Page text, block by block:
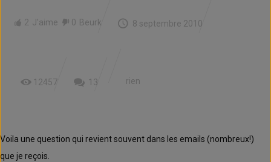
2 J'aime 0 Beurk 8 septembre 2010
12457 13 rien
Voila une question qui revient souvent dans les emails (nombreux!)
que je reçois.